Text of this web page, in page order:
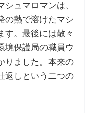
ュマロマンは、
の熱で溶けたマシ
す。最後には散々
境保護局の職員ウ
りました。本来の
返しという二つの